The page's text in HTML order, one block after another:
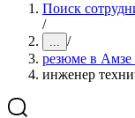
Поиск
/
... /
резюме в Амзе
инженер